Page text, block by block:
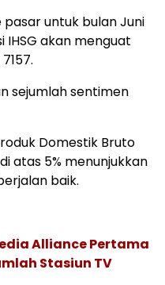
untuk bulan Juni
akan menguat
sejumlah sentimen
Domestik Bruto
atas 5% menunjukkan
baik.
Alliance Pertama
Stasiun TV